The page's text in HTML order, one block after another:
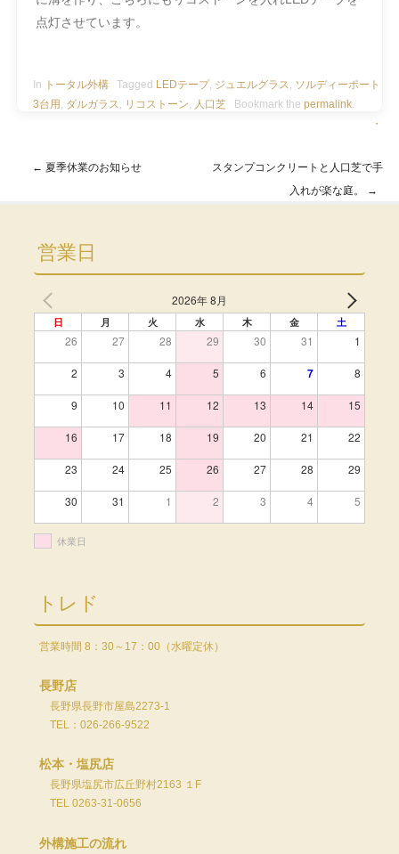
点灯させています。
In トータル外構 Tagged LEDテープ, ジュエルグラス, ソルディーポート
3台用 , ダルガラス, リコストーン, 人口芝 Bookmark the permalink.
・
← 夏季休業のお知らせ
スタンプコンクリートと人口芝で手
入れが楽な庭。
→
営業日
2026年 8月
日 月 火 水 木 金 土
26 27 28 29 30 31 1
2 3 4 5 6 7 8
9 10 11 12 13 14 15
16 17 18 19 20 21 22
23 24 25 26 27 28 29
30 31 1 2 3 4 5
休業日
トレド
営業時間 8：30～17：00（水曜定休）
長野店
長野県長野市屋島2273-1
TEL：026-266-9522
松本・塩尻店
長野県塩尻市広丘野村2163 １F
TEL 0263-31-0656
外構施工の流れ